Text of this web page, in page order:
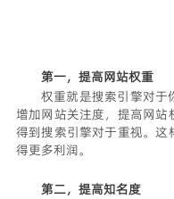
第一，提高网站权重
权重就是搜索引擎对于
增加网站关注度，提高网站
得到搜索引擎对于重视。
得更多利润。
第二，提高知名度